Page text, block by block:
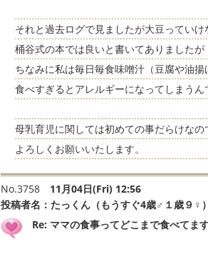
それと過去ログで見ましたが大豆っていけ
桶谷式の本では良いと書いてありましたが
ちなみに私は毎日毎食味噌汁（豆腐や油
食べすぎるとアレルギーになってしまうん
母乳育児に関しては初めての事だらけなの
よろしくお願いいたします。
No.3758
11月04日(Fri) 12:56
投稿者名： たっくん（もうすぐ4歳♂１歳９♀）
Re: ママの食事ってどこまで食べてま